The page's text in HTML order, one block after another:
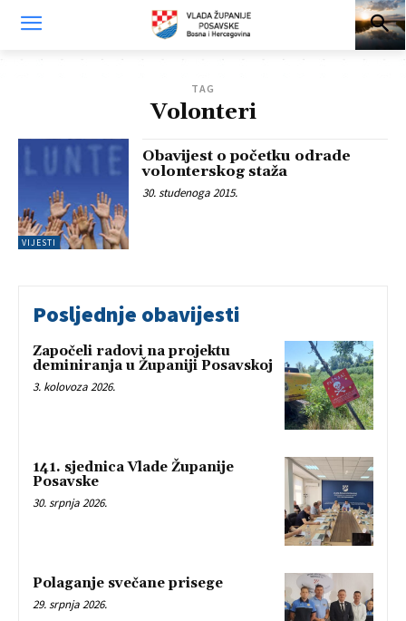
TAG
Volonteri
VIJESTI
Obavijest o početku odrade
volonterskog staža
30. studenoga 2015.
Posljednje obavijesti
Započeli radovi na projektu
deminiranja u Županiji Posavskoj
3. kolovoza 2026.
141. sjednica Vlade Županije
Posavske
30. srpnja 2026.
Polaganje svečane prisege
29. srpnja 2026.